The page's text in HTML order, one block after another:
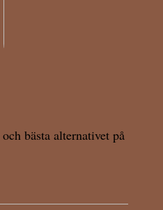
bästa alternativet på